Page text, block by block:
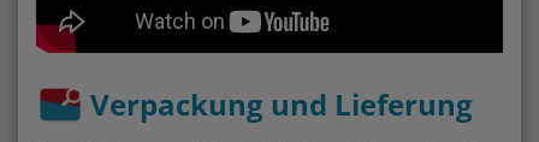
Verpackung und Lieferung